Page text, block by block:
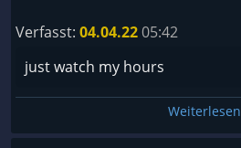
Verfasst: 04.04.2205:42
just watch my hours
Weiterlesen